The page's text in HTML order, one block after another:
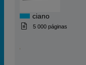
ciano
5 000 páginas